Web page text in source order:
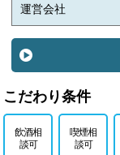
運営会社
こだわり条件
飲酒相
談可
喫煙相
談可